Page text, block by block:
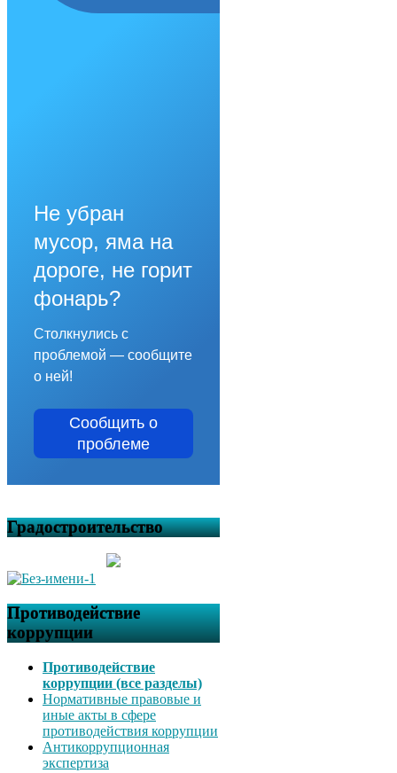
Не убран
мусор, яма на
дороге, не горит
фонарь?
Столкнулись с
проблемой — сообщите
о ней!
Сообщить о
проблеме
Градостроительство
Противодействие
коррупции
Противодействие
коррупции (все разделы)
Нормативные правовые и
иные акты в сфере
противодействия коррупции
Антикоррупционная
экспертиза